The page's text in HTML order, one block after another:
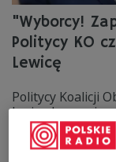
"Wyborcy!
Politycy KO
Lewicę
Politycy Koalicji
kryją oburzenia
premierem
opozycji!